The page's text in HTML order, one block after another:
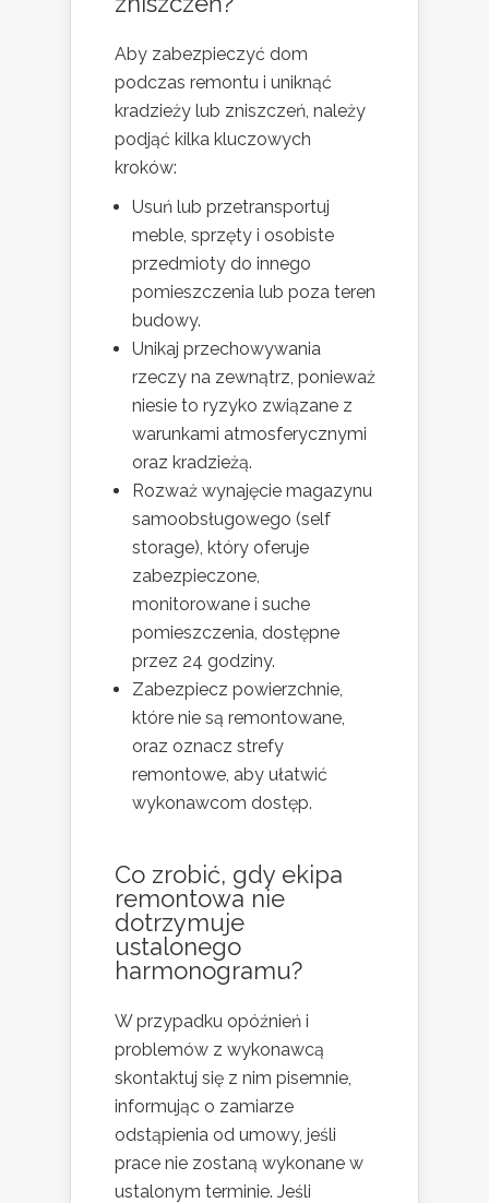
Aby zabezpieczyć dom
podczas remontu i uniknąć
kradzieży lub zniszczeń, należy
podjąć kilka kluczowych
kroków:
Usuń lub przetransportuj
meble, sprzęty i osobiste
przedmioty do innego
pomieszczenia lub poza teren
budowy.
Unikaj przechowywania
rzeczy na zewnątrz, ponieważ
niesie to ryzyko związane z
warunkami atmosferycznymi
oraz kradzieżą.
Rozważ wynajęcie magazynu
samoobsługowego (self
storage), który oferuje
zabezpieczone,
monitorowane i suche
pomieszczenia, dostępne
przez 24 godziny.
Zabezpiecz powierzchnie,
które nie są remontowane,
oraz oznacz strefy
remontowe, aby ułatwić
wykonawcom dostęp.
Co zrobić, gdy ekipa
remontowa nie
dotrzymuje
ustalonego
harmonogramu?
W przypadku opóźnień i
problemów z wykonawcą
skontaktuj się z nim pisemnie,
informując o zamiarze
odstąpienia od umowy, jeśli
prace nie zostaną wykonane w
ustalonym terminie. Jeśli